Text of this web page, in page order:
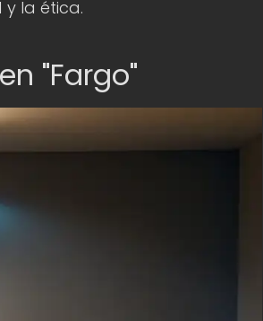
la ética.
"Fargo"